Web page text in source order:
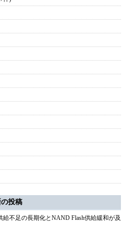
投稿
不足の長期化とNAND Flash供給緩和が及